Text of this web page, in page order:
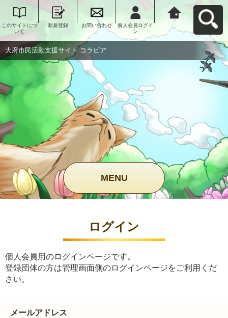
このサイトにつ
いて
新規登録 お問い合わせ
個人会員ログイ
ン
大府市民活動支
援サイト コラビ
アへ戻る
大府市民活動支援サイト コラビア
MENU
ログイン
個人会員用のログインページです。
登録団体の方は管理画面側のログインページをご利用くだ
さい。
メールアドレス